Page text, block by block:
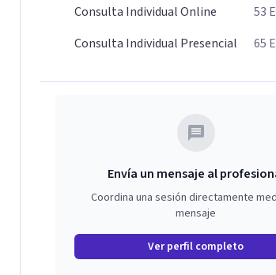
Consulta Individual Online
53
Consulta Individual Presencial
65
Envía un mensaje al
Coordina una sesión directamente
mensaje
Ver perfil completo